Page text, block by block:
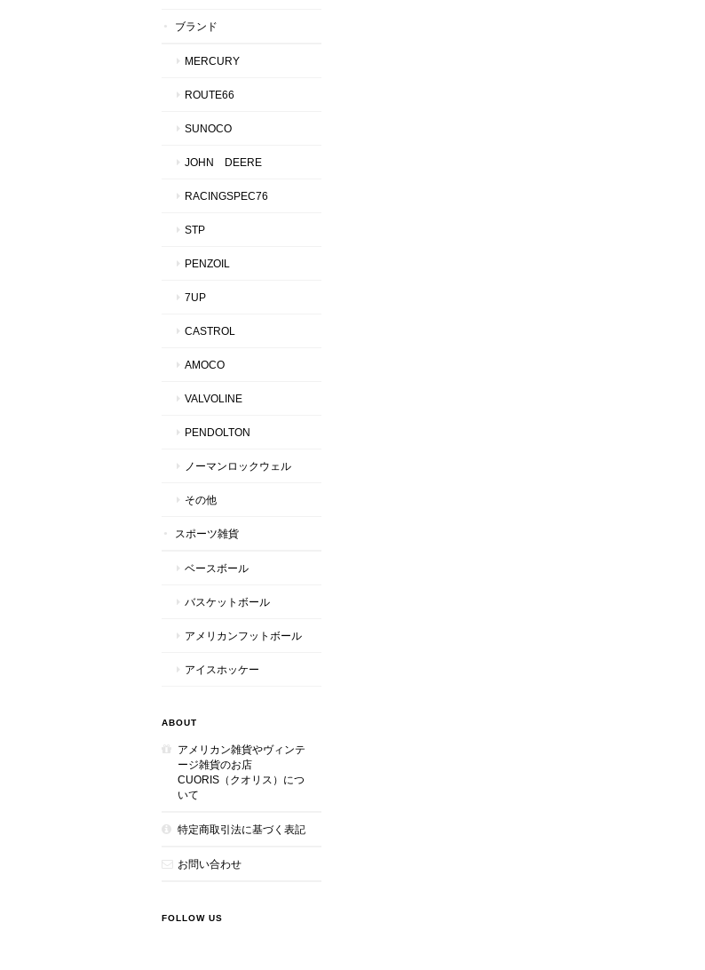
ブランド
MERCURY
ROUTE66
SUNOCO
JOHN DEERE
RACINGSPEC76
STP
PENZOIL
7UP
CASTROL
AMOCO
VALVOLINE
PENDOLTON
ノーマンロックウェル
その他
スポーツ雑貨
ベースボール
バスケットボール
アメリカンフットボール
アイスホッケー
ABOUT
アメリカン雑貨やヴィンテ
ージ雑貨のお店
CUORIS（クオリス）につ
いて
特定商取引法に基づく表記
お問い合わせ
FOLLOW US